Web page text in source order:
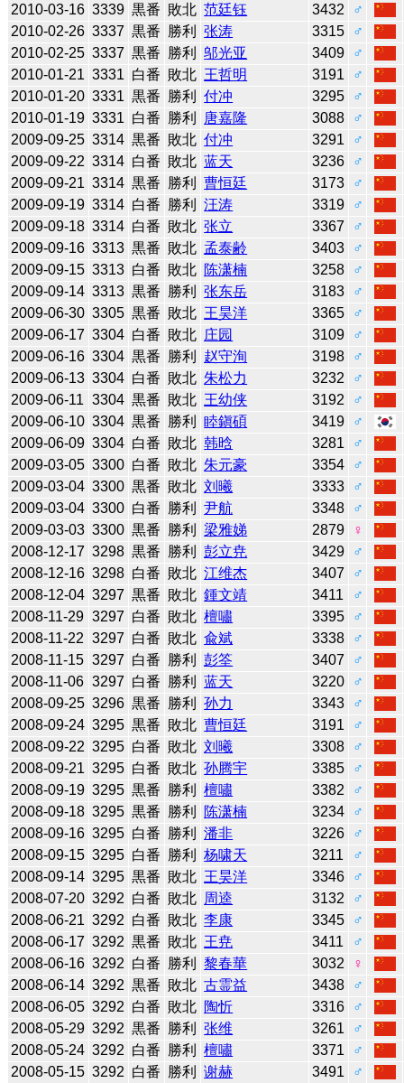
2010-03-16 3339 黒番 敗北 范廷钰 3432
♂
2010-02-26 3337 黒番 勝利 张涛 3315
♂
2010-02-25 3337 黒番 勝利 邬光亚 3409
♂
2010-01-21 3331 白番 敗北 王哲明 3191
♂
2010-01-20 3331 黒番 勝利 付冲 3295
♂
2010-01-19 3331 白番 勝利 唐嘉隆 3088
♂
2009-09-25 3314 黒番 敗北 付冲 3291
♂
2009-09-22 3314 白番 敗北 蓝天 3236
♂
2009-09-21 3314 黒番 勝利 曹恒廷 3173
♂
2009-09-19 3314 白番 勝利 汪涛 3319
♂
2009-09-18 3314 白番 敗北 张立 3367
♂
2009-09-16 3313 黒番 敗北 孟泰齢 3403
♂
2009-09-15 3313 白番 敗北 陈潇楠 3258
♂
2009-09-14 3313 黒番 勝利 张东岳 3183
♂
2009-06-30 3305 黒番 敗北 王昊洋 3365
♂
2009-06-17 3304 白番 敗北 庄园 3109
♂
2009-06-16 3304 黒番 勝利 赵守洵 3198
♂
2009-06-13 3304 白番 敗北 朱松力 3232
♂
2009-06-11 3304 黒番 敗北 王幼侠 3192
♂
2009-06-10 3304 黒番 勝利 睦鎭碩 3419
♂
2009-06-09 3304 白番 敗北 韩晗 3281
♂
2009-03-05 3300 白番 敗北 朱元豪 3354
♂
2009-03-04 3300 黒番 敗北 刘曦 3333
♂
2009-03-04 3300 白番 勝利 尹航 3348
♂
2009-03-03 3300 黒番 勝利 梁雅娣 2879
♀
2008-12-17 3298 黒番 勝利 彭立尭 3429
♂
2008-12-16 3298 白番 敗北 江维杰 3407
♂
2008-12-04 3297 黒番 敗北 鍾文靖 3411
♂
2008-11-29 3297 白番 敗北 檀嘯 3395
♂
2008-11-22 3297 白番 敗北 兪斌 3338
♂
2008-11-15 3297 白番 勝利 彭筌 3407
♂
2008-11-06 3297 白番 勝利 蓝天 3220
♂
2008-09-25 3296 黒番 勝利 孙力 3343
♂
2008-09-24 3295 黒番 敗北 曹恒廷 3191
♂
2008-09-22 3295 白番 敗北 刘曦 3308
♂
2008-09-21 3295 白番 敗北 孙腾宇 3385
♂
2008-09-19 3295 黒番 勝利 檀嘯 3382
♂
2008-09-18 3295 黒番 勝利 陈潇楠 3234
♂
2008-09-16 3295 白番 勝利 潘非 3226
♂
2008-09-15 3295 白番 勝利 杨啸天 3211
♂
2008-09-14 3295 黒番 敗北 王昊洋 3346
♂
2008-07-20 3292 白番 敗北 周逵 3132
♂
2008-06-21 3292 白番 敗北 李康 3345
♂
2008-06-17 3292 黒番 敗北 王尭 3411
♂
2008-06-16 3292 白番 勝利 黎春華 3032
♀
2008-06-14 3292 黒番 敗北 古霊益 3438
♂
2008-06-05 3292 白番 敗北 陶忻 3316
♂
2008-05-29 3292 黒番 勝利 张维 3261
♂
2008-05-24 3292 白番 勝利 檀嘯 3371
♂
2008-05-15 3292 白番 勝利 谢赫 3491
♂